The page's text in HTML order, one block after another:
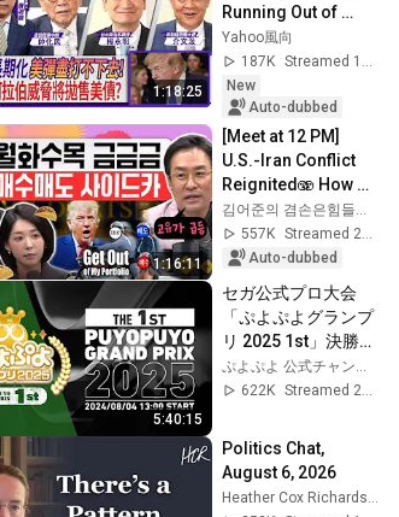
1:18:25
Running Out of
Options? Rumors
of Saudi Arabia
Threatening to ...
Yahoo風向
187K
New
Auto-dubbed
1:16:11
[Meet at 12 PM]
U.S.-Iran Conflict
Reignited🫨 How
Will Surging Oil
Prices Shake Our
Stock Market....
557K
Auto-dubbed
5:40:15
セガ公式プロ大会
「ぷよぷよグランプ
リ 2025 1st」決勝ト
ーナメント
622K
Politics Chat,
August 6, 2026
Heather Cox Richardson